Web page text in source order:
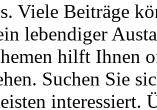
Viele Beiträge
lebendiger
hilft Ihnen
Suchen Sie
interessiert.